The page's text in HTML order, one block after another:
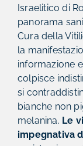
Israelitico di
panorama
Cura della
la
informazione
colpisce
si
bianche non
melanina. Le
impegnativa